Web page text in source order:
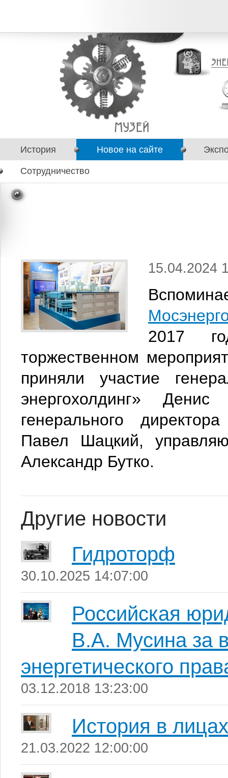
История Новое на сайте
Сотрудничество
15.04.2024
2017
торжественном
приняли участие
энергохолдинг»
генерального
Павел Шацкий,
Александр Бутко.
Другие новости
Гидроторф
30.10.2025 14:07:00
Российская
В.А. Мусина за
энергетического
03.12.2018 13:23:00
История в лицах
21.03.2022 12:00:00